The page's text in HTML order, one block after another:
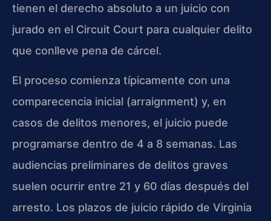
tienen el derecho absoluto a un juicio con
jurado en el Circuit Court para cualquier delito
que conlleve pena de cárcel.
El proceso comienza típicamente con una
comparecencia inicial (arraignment) y, en
casos de delitos menores, el juicio puede
programarse dentro de 4 a 8 semanas. Las
audiencias preliminares de delitos graves
suelen ocurrir entre 21 y 60 días después del
arresto. Los plazos de juicio rápido de Virginia